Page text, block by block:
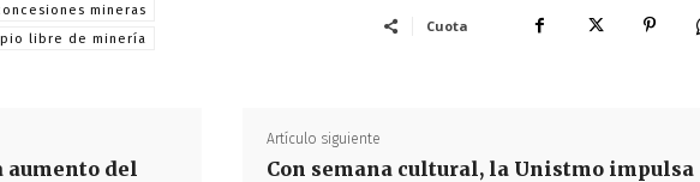
mineras
libre de minería
Cuota
aumento del
Artículo siguiente
Con semana cultural, la Unistmo impulsa